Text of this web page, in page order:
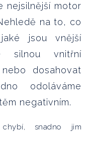
nejsilnější motor
na to, co
jsou vnější
silnou vnitřní
dosahovat
odoláváme
negativním.
snadno jim